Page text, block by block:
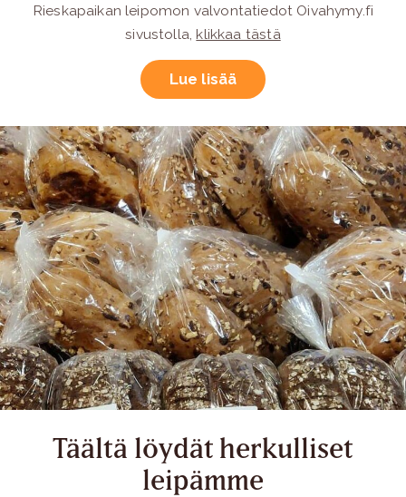
Rieskapaikan leipomon valvontatiedot Oivahymy.fi
sivustolla, klikkaa tästä
Lue lisää
Täältä löydät herkulliset
leipämme